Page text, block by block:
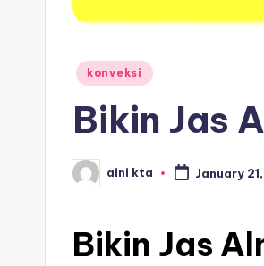
Posted
konveksi
Bikin Jas
Posted
by
aini kta January
Bikin Jas